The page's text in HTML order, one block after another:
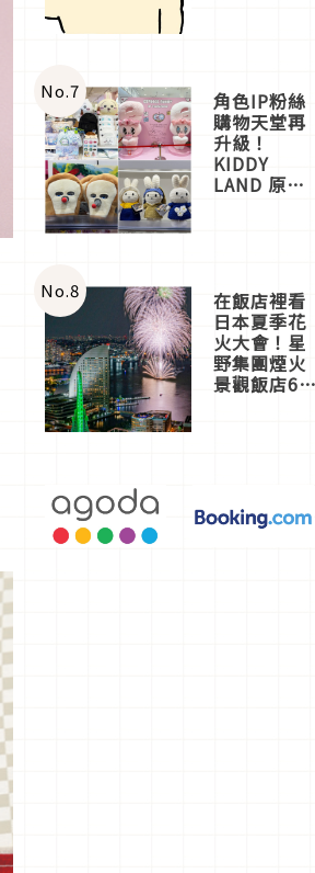
一同給出了
答案
No.7 角色IP粉絲
購物天堂再
升級！
KIDDY
LAND 原宿
店3分即達
No.8 在飯店裡看
日本夏季花
火大會！星
野集團煙火
景觀飯店6